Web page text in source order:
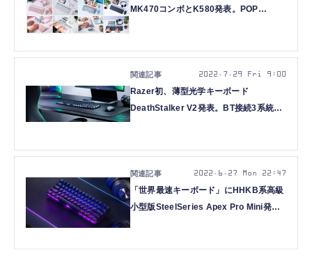
MK470コンボとK580発表。POP
Razer初、薄型光学キーボード
DeathStalker V2発表。BT接続3系統な
2022.7.29 Fri 9:00
「世界最速キーボード」にHHKB系高級
小型版SteelSeries Apex Pro Mini発
2022.6.27 Mon 22:47